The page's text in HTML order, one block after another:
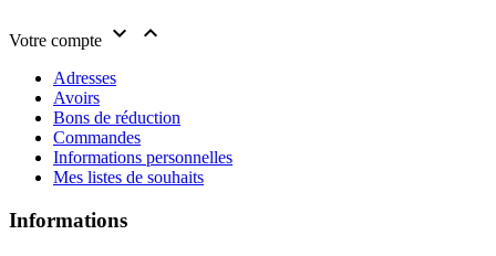
Votre compte  
Adresses
Avoirs
Bons de réduction
Commandes
Informations personnelles
Mes listes de souhaits
Informations